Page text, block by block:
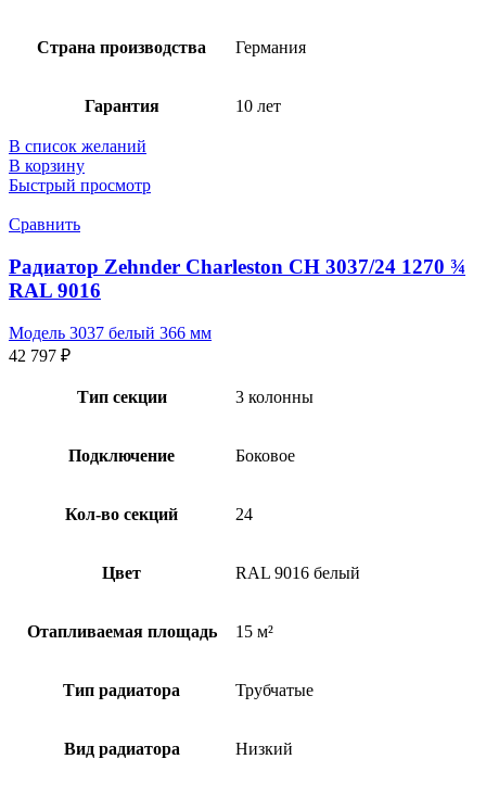
Страна производства Германия
Гарантия 10 лет
В список желаний
В корзину
Быстрый просмотр
Сравнить
Радиатор Zehnder Charleston CH 3037/24 1270 ¾
RAL 9016
Модель 3037 белый 366 мм
42 797 ₽
Тип секции 3 колонны
Подключение Боковое
Кол-во секций 24
Цвет RAL 9016 белый
Отапливаемая площадь 15 м²
Тип радиатора Трубчатые
Вид радиатора Низкий